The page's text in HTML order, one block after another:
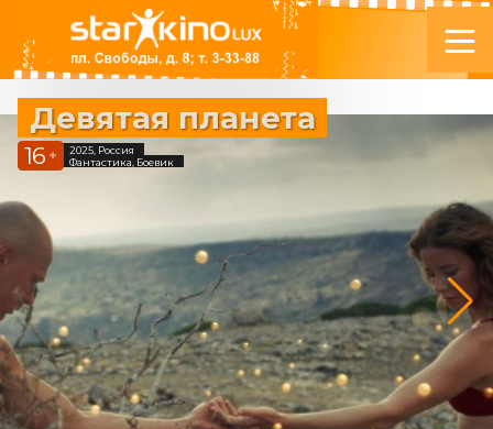
Девятая планета
16 +
2025, Россия
Фантастика, Боевик